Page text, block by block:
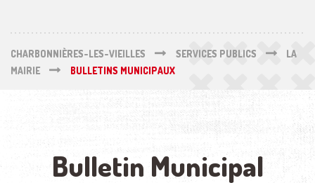
CHARBONNIÈRES-LES-VIEILLES SERVICES PUBLICS
LA
MAIRIE
BULLETINS MUNICIPAUX
Bulletin Municipal